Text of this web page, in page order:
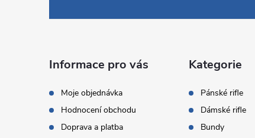
Informace pro vás
Moje objednávka
Hodnocení obchodu
Doprava a platba
Kategorie
Pánské rifle
Dámské rifle
Bundy